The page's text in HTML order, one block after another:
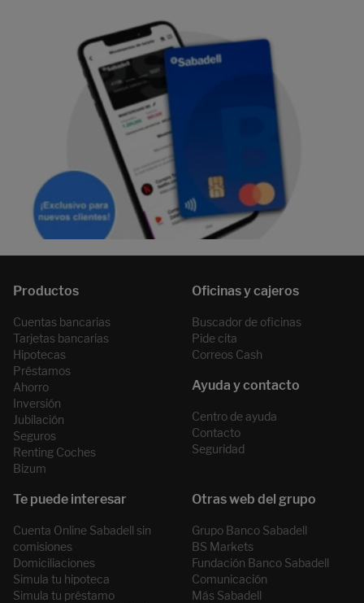
Cuentas bancarias
Tarjetas bancarias
Hipotecas
Préstamos
Ahorro
Inversión
Jubilación
Seguros
Renting Coches
Bizum
Buscador de oficinas
Pide cita
Correos Cash
Centro de ayuda
Contacto
Seguridad
Cuenta Online Sabadell sin
comisiones
Domiciliaciones
Simula tu hipoteca
Simula tu préstamo
Grupo Banco Sabadell
BS Markets
Fundación Banco Sabadell
Comunicación
Más Sabadell